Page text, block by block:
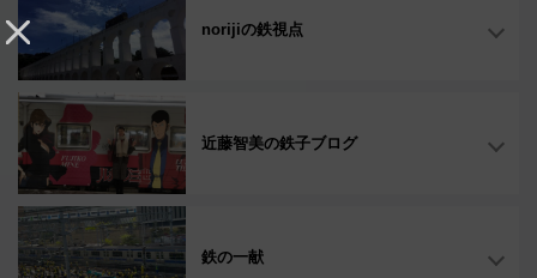
norijiの鉄視点
近藤智美の鉄子ブログ
鉄の一献